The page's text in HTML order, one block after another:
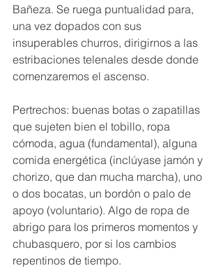
Bañeza. Se ruega puntualidad para,
una vez dopados con sus
insuperables churros, dirigirnos a las
estribaciones telenales desde donde
comenzaremos el ascenso.
Pertrechos: buenas botas o zapatillas
que sujeten bien el tobillo, ropa
cómoda, agua (fundamental), alguna
comida energética (inclúyase jamón y
chorizo, que dan mucha marcha), uno
o dos bocatas, un bordón o palo de
apoyo (voluntario). Algo de ropa de
abrigo para los primeros momentos y
chubasquero, por si los cambios
repentinos de tiempo.